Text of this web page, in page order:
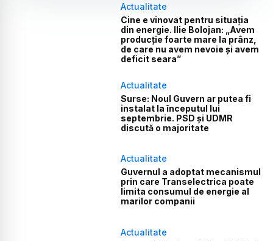
Actualitate
Cine e vinovat pentru situația
din energie. Ilie Bolojan: „Avem
producție foarte mare la prânz,
de care nu avem nevoie și avem
deficit seara”
Actualitate
Surse: Noul Guvern ar putea fi
instalat la începutul lui
septembrie. PSD și UDMR
discută o majoritate
Actualitate
Guvernul a adoptat mecanismul
prin care Transelectrica poate
limita consumul de energie al
marilor companii
Actualitate